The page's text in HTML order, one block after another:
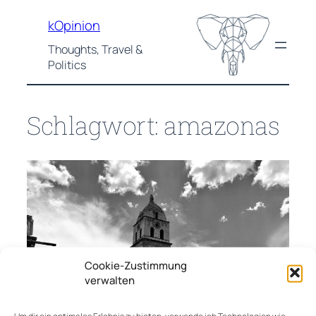
Cookie-Zustimmung
verwalten
springen
kOpinion
Thoughts, Travel &
Politics
Schlagwort: amazonas